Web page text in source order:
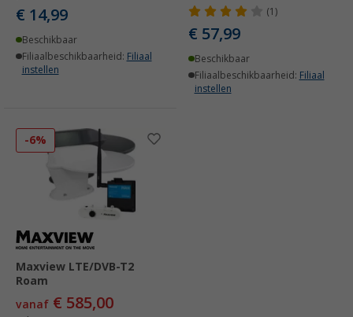
€ 14,99
Beschikbaar
Filiaalbeschikbaarheid: Filiaal
instellen
(1)
€ 57,99
Beschikbaar
Filiaalbeschikbaarheid: Filiaal
instellen
-6%
Maxview LTE/DVB-T2
Roam
vanaf € 585,00